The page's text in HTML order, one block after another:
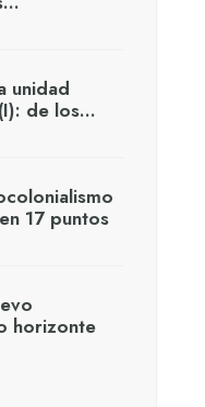
unidad
de los…
17 puntos
horizonte